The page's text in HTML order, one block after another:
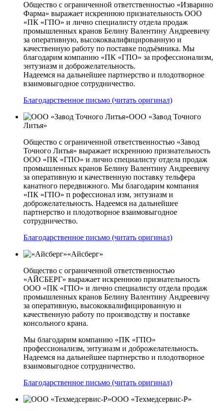
Общество с ограниченной ответственностью «Изварино
Фарма» выражает искреннюю признательность ООО
«ПК «ГПО» и лично специалисту отдела продаж
промышленных кранов Белину Валентину Андреевичу
за оперативную, высококвалифицированную и
качественную работу по поставке подъёмника. Мы
благодарим компанию «ПК «ГПО» за профессионализм,
энтузиазм и доброжелательность.
Надеемся на дальнейшее партнерство и плодотворное
взаимовыгодное сотрудничество.
Благодарственное письмо (читать оригинал)
ООО «Завод Точного
Литья»
Общество с ограниченной ответственностью «Завод
Точного Литья» выражает искреннюю признательность
ООО «ПК «ГПО» и лично специалисту отдела продаж
промышленных кранов Белину Валентину Андреевичу
за оперативную и качественную поставку тельфера
канатного передвижного. Мы благодарим компания
«ПК «ГПО» п рофессионал изм, энтузиазм и
доброжелательность. Надеемся на дальнейшее
партнерство и плодотворное взаимовыгодное
сотрудничество.
Благодарственное письмо (читать оригинал)
«Айсберг»
Общество с ограниченной ответственностью
«АЙСБЕРГ» выражает искреннюю признательность
ООО «ПК «ГПО» и лично специалисту отдела продаж
промышленных кранов Белину Валентину Андреевичу
за оперативную, высококвалифицированную и
качественную работу по производству и поставке
консольного крана.
Мы благодарим компанию «ПК «ГПО»
профессионализм, энтузиазм и доброжелательность.
Надеемся на дальнейшее партнерство и плодотворное
взаимовыгодное сотрудничество.
Благодарственное письмо (читать оригинал)
ООО «Техмедсервис-Р»